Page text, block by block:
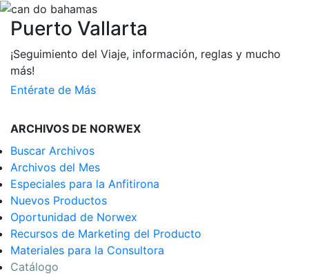
Puerto Vallarta
¡Seguimiento del Viaje, información, reglas y mucho
más!
Entérate de Más
ARCHIVOS DE NORWEX
Buscar Archivos
Archivos del Mes
Especiales para la Anfitirona
Nuevos Productos
Oportunidad de Norwex
Recursos de Marketing del Producto
Materiales para la Consultora
Catálogo